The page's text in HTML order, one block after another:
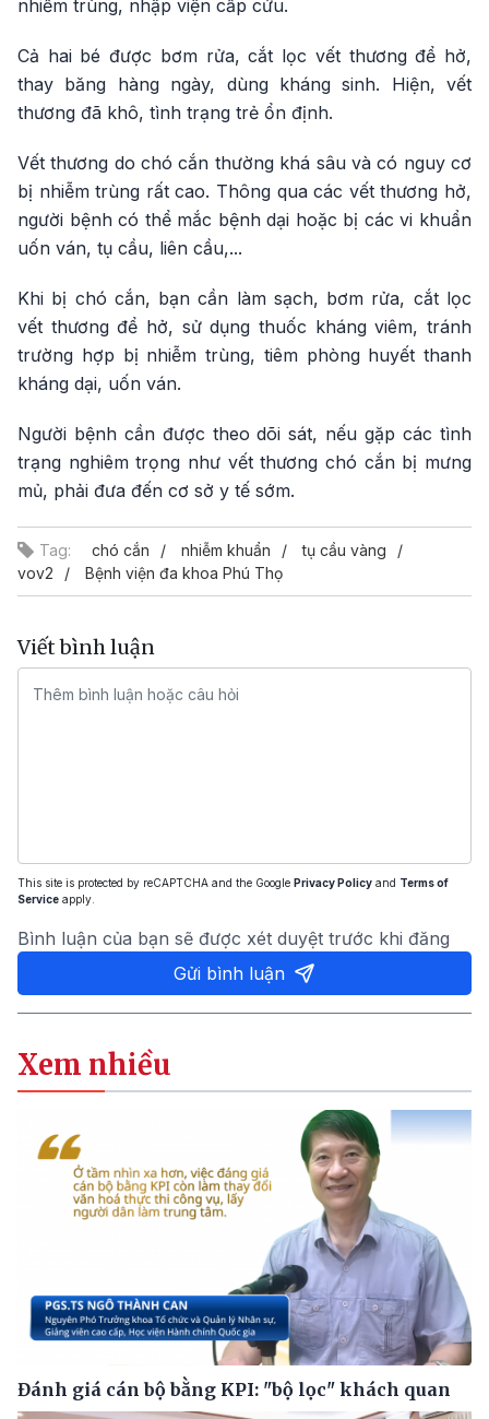
nhiễm trùng, nhập viện cấp cứu.
Cả hai bé được bơm rửa, cắt lọc vết thương để hở,
thay băng hàng ngày, dùng kháng sinh. Hiện, vết
thương đã khô, tình trạng trẻ ổn định.
Vết thương do chó cắn thường khá sâu và có nguy cơ
bị nhiễm trùng rất cao. Thông qua các vết thương hở,
người bệnh có thể mắc bệnh dại hoặc bị các vi khuẩn
uốn ván, tụ cầu, liên cầu,...
Khi bị chó cắn, bạn cần làm sạch, bơm rửa, cắt lọc
vết thương để hở, sử dụng thuốc kháng viêm, tránh
trường hợp bị nhiễm trùng, tiêm phòng huyết thanh
kháng dại, uốn ván.
Người bệnh cần được theo dõi sát, nếu gặp các tình
trạng nghiêm trọng như vết thương chó cắn bị mưng
mủ, phải đưa đến cơ sở y tế sớm.
Tag: chó cắn nhiễm khuẩn
tụ cầu vàng
vov2
Bệnh viện đa khoa Phú Thọ
Viết bình luận
This site is protected by reCAPTCHA and the Google Privacy Policy and Terms of
Service apply.
Bình luận của bạn sẽ được xét duyệt trước khi đăng
Gửi bình luận
Xem nhiều
Đánh giá cán bộ bằng KPI: "bộ lọc" khách quan